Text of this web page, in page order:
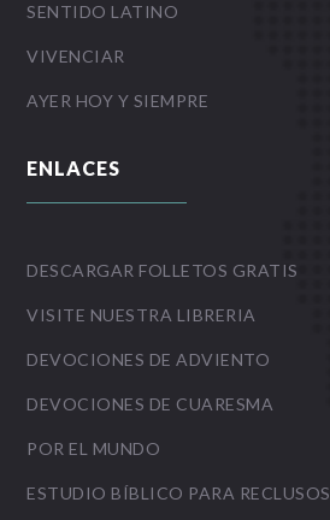
SENTIDO LATINO
VIVENCIAR
AYER HOY Y SIEMPRE
ENLACES
DESCARGAR FOLLETOS GRATIS
VISITE NUESTRA LIBRERIA
DEVOCIONES DE ADVIENTO
DEVOCIONES DE CUARESMA
POR EL MUNDO
ESTUDIO BÍBLICO PARA RECLUSOS